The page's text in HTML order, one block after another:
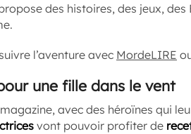
des histoires, des jeux,
l’aventure avec MordeLIRE
une fille dans le vent
avec des héroïnes qui
vont pouvoir profiter de